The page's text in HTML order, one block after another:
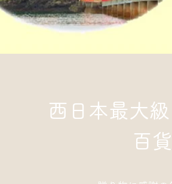
西日本最大
百